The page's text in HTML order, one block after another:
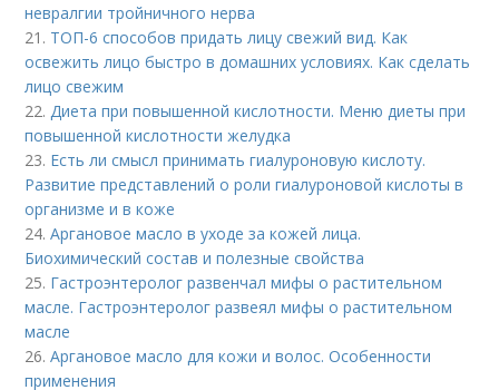
невралгии тройничного нерва
21. ТОП-6 способов придать лицу свежий вид. Как
освежить лицо быстро в домашних условиях. Как сделать
лицо свежим
22. Диета при повышенной кислотности. Меню диеты при
повышенной кислотности желудка
23. Есть ли смысл принимать гиалуроновую кислоту.
Развитие представлений о роли гиалуроновой кислоты в
организме и в коже
24.Аргановое масло в уходе за кожей лица.
Биохимический состав и полезные свойства
25. Гастроэнтеролог развенчал мифы о растительном
масле. Гастроэнтеролог развеял мифы о растительном
масле
26.Аргановое масло для кожи и волос. Особенности
применения